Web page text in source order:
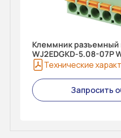
Клеммник разъемный
WJ2EDGKD-5.08-07P
Технические
Запросить